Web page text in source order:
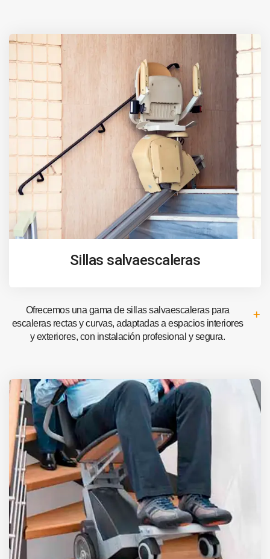
Sillas salvaescaleras
Ofrecemos una gama de sillas salvaescaleras para
escaleras rectas y curvas, adaptadas a espacios interiores
y exteriores, con instalación profesional y segura.